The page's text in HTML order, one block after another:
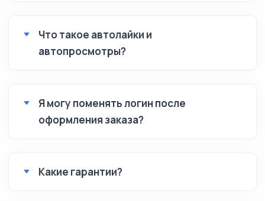
Что такое автолайки и
автопросмотры?
Я могу поменять логин после
оформления заказа?
Какие гарантии?